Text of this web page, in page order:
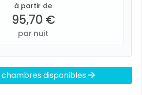
à partir de
95,70 €
par nuit
chambres disponibles